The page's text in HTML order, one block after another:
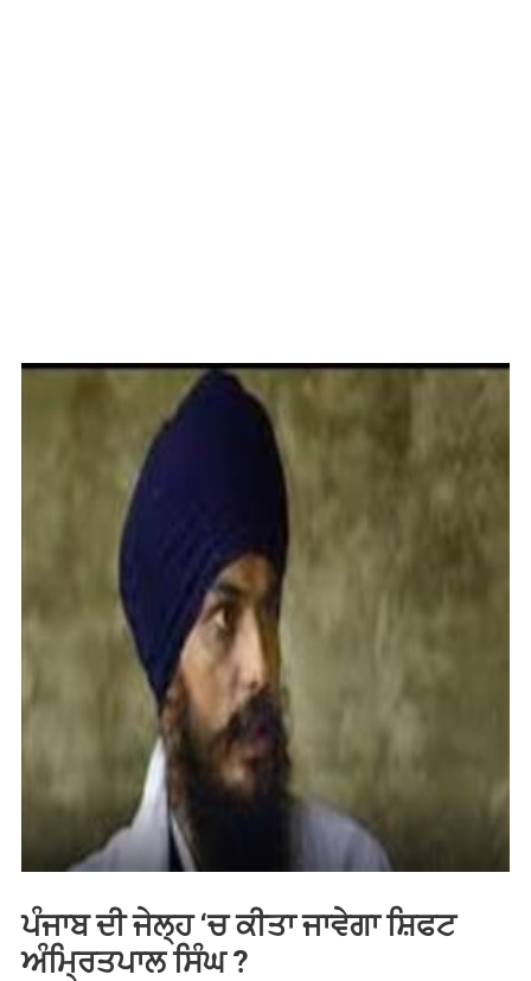
ਪੰਜਾਬ ਦੀ ਜੇਲ੍ਹ ‘ਚ ਕੀਤਾ ਜਾਵੇਗਾ ਸ਼ਿਫਟ
ਅੰਮ੍ਰਿਤਪਾਲ ਸਿੰਘ ?